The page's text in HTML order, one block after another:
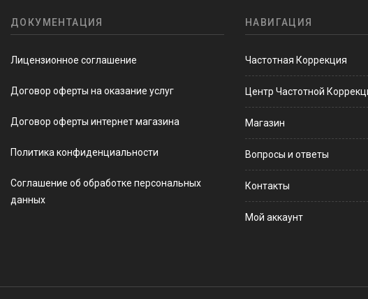
ДОКУМЕНТАЦИЯ
Лицензионное соглашение
Договор оферты на оказание услуг
Договор оферты интернет магазина
Политика конфиденциальности
Соглашение об обработке персональных
данных
НАВИГАЦИЯ
Частотная Коррекция
Центр Частотной
Магазин
Вопросы и ответы
Контакты
Мой аккаунт